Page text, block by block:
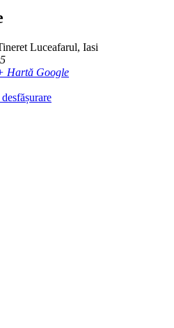
Luceafarul, Iasi
Hartă Google